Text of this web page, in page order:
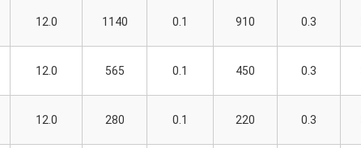
12.0 1140 0.1 910 0.3
12.0 565 0.1 450 0.3
12.0 280 0.1 220 0.3